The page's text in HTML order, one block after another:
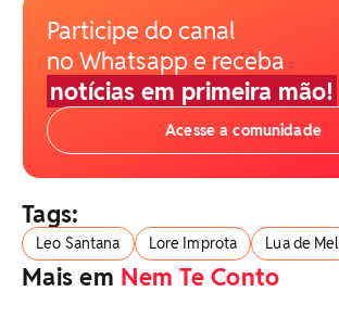
Participe do canal
no Whatsapp e receba
notícias em primeira mão!
Acesse a comunidade
Tags:
Leo Santana Lore Improta Lua de Mel
Mais em Nem Te Conto